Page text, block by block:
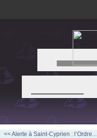
<< Alerte à Saint-Cyprien : l’Ordre...